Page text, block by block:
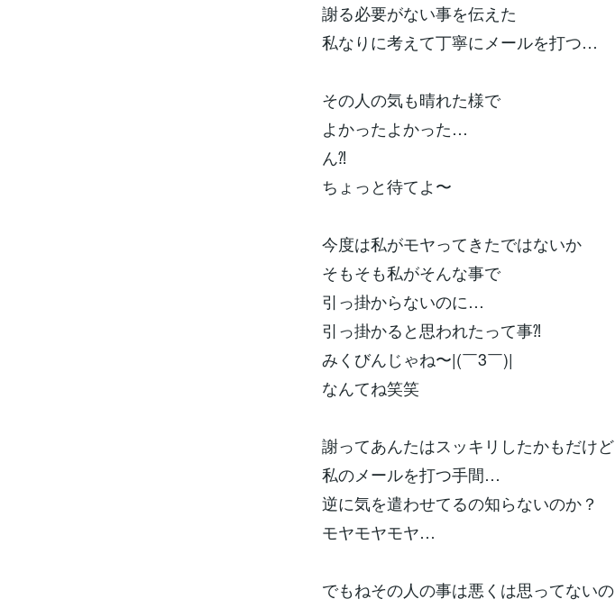
謝る必要がない事を伝えた
私なりに考えて丁寧にメールを打つ…
その人の気も晴れた様で
よかったよかった…
ん⁈
ちょっと待てよ〜
今度は私がモヤってきたではないか
そもそも私がそんな事で
引っ掛からないのに…
引っ掛かると思われたって事⁈
みくびんじゃね〜|(￣3￣)|
なんてね笑笑
謝ってあんたはスッキリしたかもだけど
私のメールを打つ手間…
逆に気を遣わせてるの知らないのか？
モヤモヤモヤ…
でもねその人の事は悪くは思ってないの